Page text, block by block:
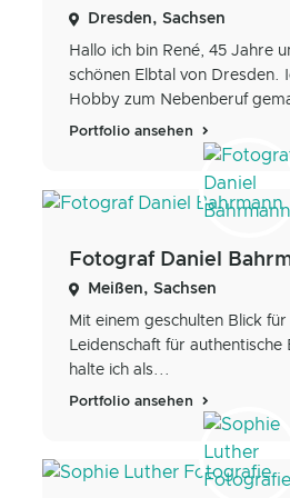
Dresden, Sachsen
Hallo ich bin René, 45 Jahre
schönen Elbtal von Dresden.
Hobby zum Nebenberuf
Portfolio ansehen
Fotograf Daniel
Meißen, Sachsen
Mit ​einem geschulten Blick
Leidenschaft für
halte ich als...
Portfolio ansehen